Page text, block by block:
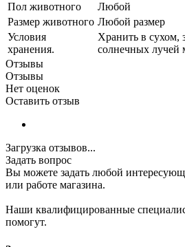
Пол животного
Любой
Размер животного Любой размер
Условия
хранения.
Хранить в
солнечных лучей
Отзывы
Отзывы
Нет оценок
Оставить отзыв
Загрузка отзывов...
Задать вопрос
Вы можете задать любой
или работе магазина.
Наши квалифицированные
помогут.